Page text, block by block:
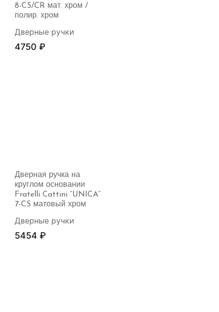
8-CS/CR мат. хром /
полир. хром
Дверные ручки
4750 ₽
Дверная ручка на
круглом основании
Fratelli Cattini “UNICA”
7-CS матовый хром
Дверные ручки
5454 ₽